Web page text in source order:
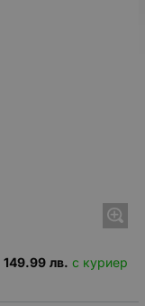
149.99 лв. с куриер